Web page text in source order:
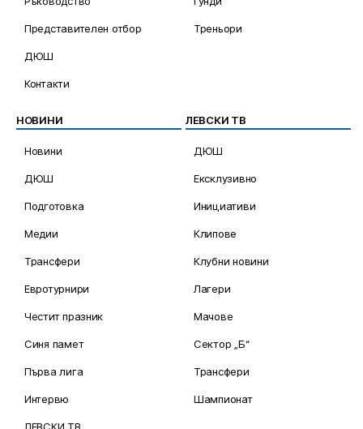
Представителен отбор
ДЮШ
Контакти
Треньори
НОВИНИ
Новини
ДЮШ
Подготовка
Медии
Трансфери
Евротурнири
Честит празник
Синя памет
Първа лига
Интервю
ЛЕВСКИ ТВ
ЛЕВСКИ ТВ
ДЮШ
Ексклузивно
Инициативи
Клипове
Клубни новини
Лагери
Мачове
Сектор „Б“
Трансфери
Шампионат